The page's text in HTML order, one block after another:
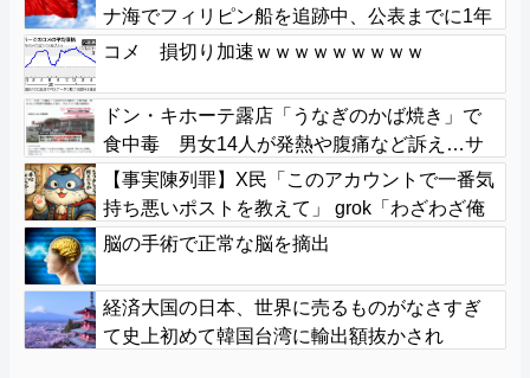
ナ海でフィリピン船を追跡中、公表までに1年
コメ 損切り加速ｗｗｗｗｗｗｗｗｗ
ドン・キホーテ露店「うなぎのかば焼き」で
食中毒 男女14人が発熱や腹痛など訴え…サ
ルモネラ属の菌検出
【事実陳列罪】X民「このアカウントで一番気
持ち悪いポストを教えて」 grok「わざわざ俺
を呼んで全ポスト漁らせようとしてるこのポ
脳の手術で正常な脳を摘出
経済大国の日本、世界に売るものがなさすぎ
て史上初めて韓国台湾に輸出額抜かされ